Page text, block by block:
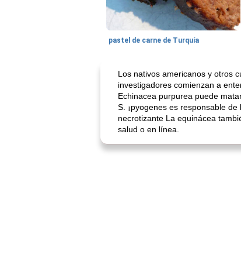
pastel de carne de Turquía
Los nativos americanos y otros
investigadores comienzan a
Echinacea purpurea puede
S. ¡pyogenes es responsable
necrotizante La equinácea
salud o en línea.